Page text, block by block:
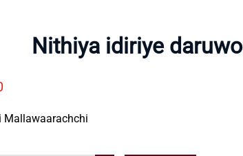
Nithiya idiriye daruwo
Mallawaarachchi